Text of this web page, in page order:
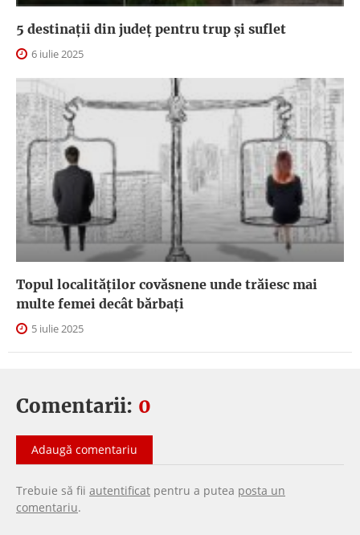
5 destinații din județ pentru trup și suflet
6 iulie 2025
Topul localităților covăsnene unde trăiesc mai
multe femei decât bărbați
5 iulie 2025
Comentarii: 0
Adaugă comentariu
Trebuie să fii autentificat pentru a putea posta un
comentariu.